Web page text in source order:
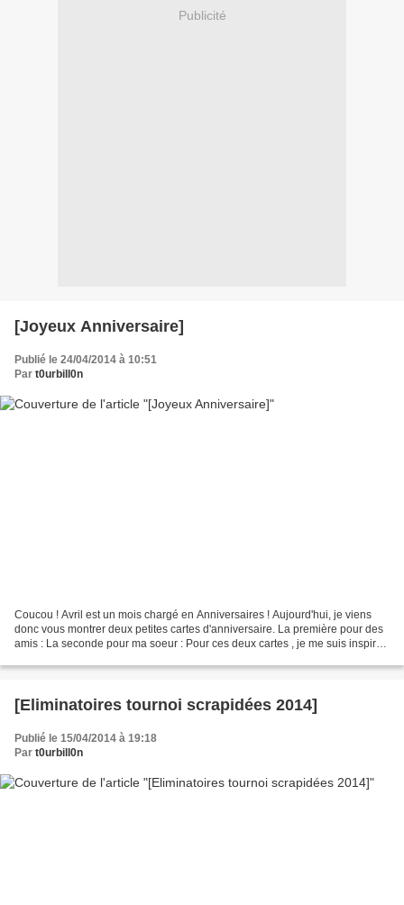
Publicité
[Joyeux Anniversaire]
Publié le 24/04/2014 à 10:51
Par t0urbill0n
Coucou ! Avril est un mois chargé en Anniversaires ! Aujourd'hui, je viens
donc vous montrer deux petites cartes d'anniversaire. La première pour des
amis : La seconde pour ma soeur : Pour ces deux cartes , je me suis inspirée
[Eliminatoires tournoi scrapidées 2014]
Publié le 15/04/2014 à 19:18
Par t0urbill0n